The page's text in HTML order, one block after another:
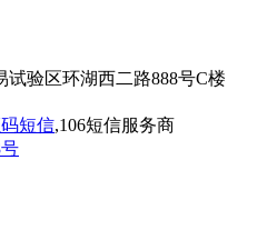
验区环湖西二路888号C楼
短信,106短信服务商